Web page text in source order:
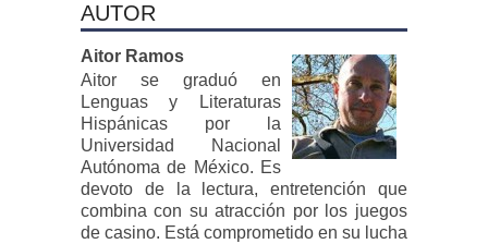
AUTOR
Aitor Ramos
Aitor se graduó en
Lenguas y Literaturas
Hispánicas por la
Universidad Nacional
Autónoma de México. Es
devoto de la lectura, entretención que
combina con su atracción por los juegos
de casino. Está comprometido en su lucha